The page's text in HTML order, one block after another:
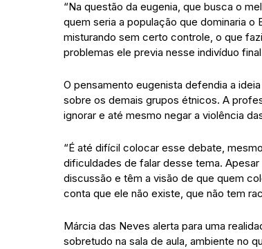
“Na questão da eugenia, que busca o
quem seria a população que dominaria o
misturando sem certo controle, o que
problemas ele previa nesse indivíduo
O pensamento eugenista defendia a
sobre os demais grupos étnicos. A
ignorar e até mesmo negar a violência
“É até difícil colocar esse debate,
dificuldades de falar desse tema.
discussão e têm a visão de que quem
conta que ele não existe, que não tem
Márcia das Neves alerta para uma
sobretudo na sala de aula, ambiente no